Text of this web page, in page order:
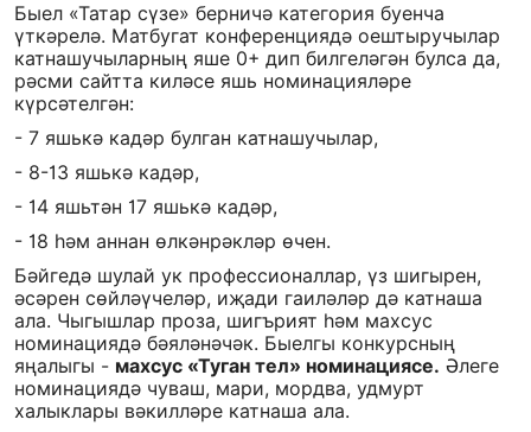
Быел «Татар сүзе» берничә категория буенча
үткәрелә. Матбугат конференциядә оештыручылар
катнашучыларның яше 0+ дип билгеләгән булса да,
рәсми сайтта киләсе яшь номинацияләре
күрсәтелгән:
- 7 яшькә кадәр булган катнашучылар,
- 8-13 яшькә кадәр,
- 14 яшьтән 17 яшькә кадәр,
- 18 һәм аннан өлкәнрәкләр өчен.
Бәйгедә шулай ук профессионаллар, үз шигырен,
әсәрен сөйләүчеләр, иҗади гаиләләр дә катнаша
ала. Чыгышлар проза, шигърият һәм махсус
номинациядә бәяләнәчәк. Быелгы конкурсның
яңалыгы - махсус «Туган тел» номинациясе. Әлеге
номинациядә чуваш, мари, мордва, удмурт
халыклары вәкилләре катнаша ала.